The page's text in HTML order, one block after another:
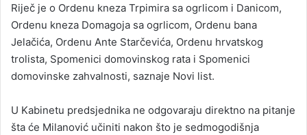
Riječ je o Ordenu kneza Trpimira sa ogrlicom i Danicom,
Ordenu kneza Domagoja sa ogrlicom, Ordenu bana
Jelačića, Ordenu Ante Starčevića, Ordenu hrvatskog
trolista, Spomenici domovinskog rata i Spomenici
domovinske zahvalnosti, saznaje Novi list.
U Kabinetu predsjednika ne odgovaraju direktno na pitanje
šta će Milanović učiniti nakon što je sedmogodišnja